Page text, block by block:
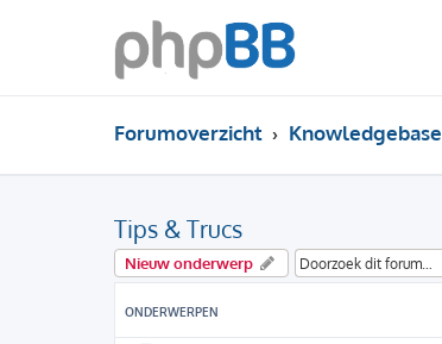
Forumoverzicht Knowledgebase
Tips & Trucs
Nieuw onderwerp
ONDERWERPEN